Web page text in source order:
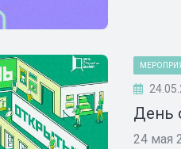
День
24 мая